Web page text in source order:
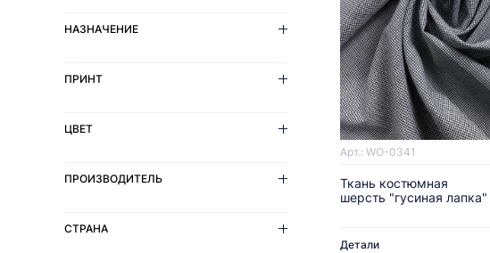
НАЗНАЧЕНИЕ
ПРИНТ
ЦВЕТ
ПРОИЗВОДИТЕЛЬ
СТРАНА
ДОБАВИТЬ В
Арт.: WO-0341
Ткань костюмная
шерсть "гусиная лапка"
Детали